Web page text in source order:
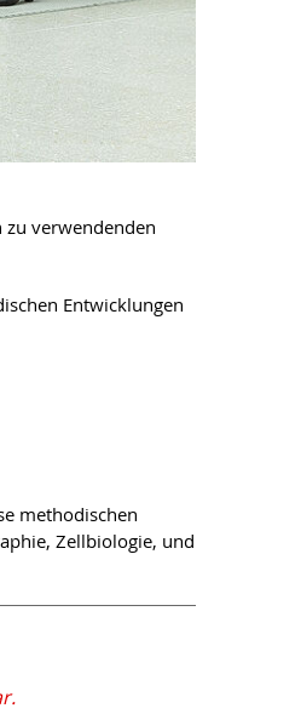
zu verwendenden
Entwicklungen
methodischen
Zellbiologie, und